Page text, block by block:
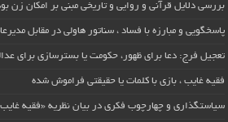
بررسی دلایل قرآنی و روایی و تاریخی مبنی بر امکان
پاسخگویی و مبارزه با فساد ، سناتور هاولی در مقابل
تعجیل فرج: دعا برای ظهور، حکومت یا بسترسازی برای
فقیه غایب ، بازی با کلمات یا حقیقتی فراموش شده
سیاستگذاری و چهارچوب فکری در بیان نظریه «فقیه